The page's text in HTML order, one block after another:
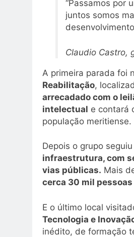
“Passamos por
juntos somos
Claudio Castro,
A primeira parada foi
Reabilitação,
arrecadado com o
intelectual e contará
população meritiense.
Depois o grupo
infraestrutura, com
vias públicas. Mais
cerca 30 mil pessoas
E o último local
Tecnologia e
inédito, de formação